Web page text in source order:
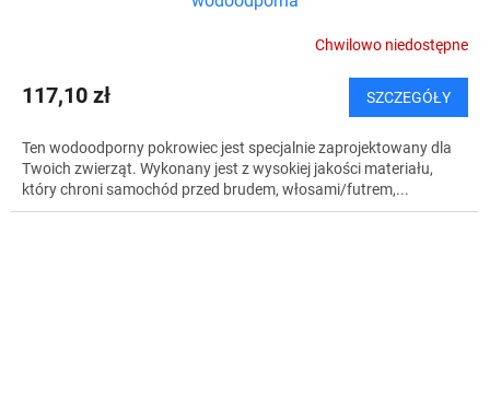
Chwilowo niedostępne
117,10 zł SZCZEGÓŁY
Ten wodoodporny pokrowiec jest specjalnie zaprojektowany dla
Twoich zwierząt. Wykonany jest z wysokiej jakości materiału,
który chroni samochód przed brudem, włosami/futrem,...